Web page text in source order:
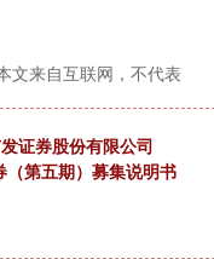
来自互联网，不代表
证券股份有限公司
第五期）募集说明书
-0.55%